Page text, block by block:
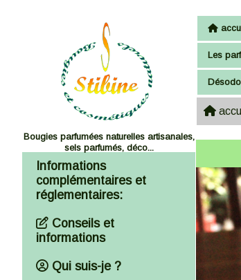
Bougies parfumées naturelles artisanales,
sels parfumés, déco...
Informations
complémentaires et
réglementaires:
Conseils et
informations
Qui suis-je ?
Les